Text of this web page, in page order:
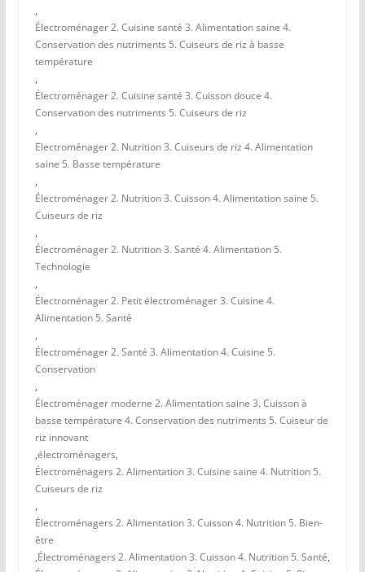
,
Électroménager 2. Cuisine santé 3. Alimentation saine 4.
Conservation des nutriments 5. Cuiseurs de riz à basse
température
,
Électroménager 2. Cuisine santé 3. Cuisson douce 4.
Conservation des nutriments 5. Cuiseurs de riz
,
Electroménager 2. Nutrition 3. Cuiseurs de riz 4. Alimentation
saine 5. Basse température
,
Électroménager 2. Nutrition 3. Cuisson 4. Alimentation saine 5.
Cuiseurs de riz
,
Électroménager 2. Nutrition 3. Santé 4. Alimentation 5.
Technologie
,
Électroménager 2. Petit électroménager 3. Cuisine 4.
Alimentation 5. Santé
,
Électroménager 2. Santé 3. Alimentation 4. Cuisine 5.
Conservation
,
Électroménager moderne 2. Alimentation saine 3. Cuisson à
basse température 4. Conservation des nutriments 5. Cuiseur de
riz innovant
,électroménagers,
Électroménagers 2. Alimentation 3. Cuisine saine 4. Nutrition 5.
Cuiseurs de riz
,
Électroménagers 2. Alimentation 3. Cuisson 4. Nutrition 5. Bien-
être
,Électroménagers 2. Alimentation 3. Cuisson 4. Nutrition 5. Santé,